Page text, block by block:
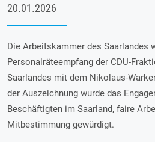
20.01.2026
Die Arbeitskammer des Saarlandes
Personalräteempfang der CDU-
Saarlandes mit dem Nikolaus-
der Auszeichnung wurde das
Beschäftigten im Saarland, faire
Mitbestimmung gewürdigt.